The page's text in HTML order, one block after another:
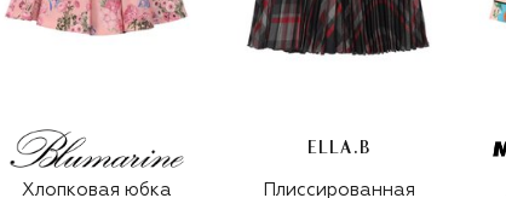
Хлопковая юбка
ELLA.B
Плиссированная